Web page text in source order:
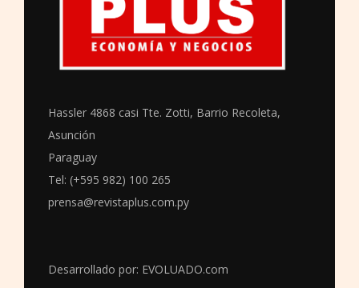
Hassler 4868 casi Tte. Zotti, Barrio Recoleta,
Asunción
Paraguay
Tel: (+595 982) 100 265
prensa@revistaplus.com.py
Desarrollado por: EVOLUADO.com